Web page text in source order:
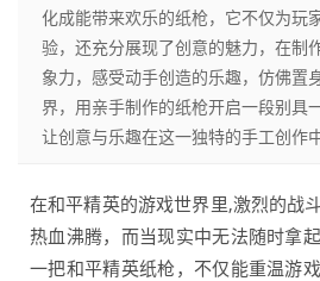
化成能带来欢乐的纸枪，它不仅为玩
验，还充分展现了创意的魅力，在制
象力，感受动手创造的乐趣，仿佛置
界，用亲手制作的纸枪开启一段别具
让创意与乐趣在这一独特的手工创作
在和平精英的游戏世界里,激烈的战
热血沸腾，而当现实中无法随时拿
一把和平精英纸枪，不仅能重温游